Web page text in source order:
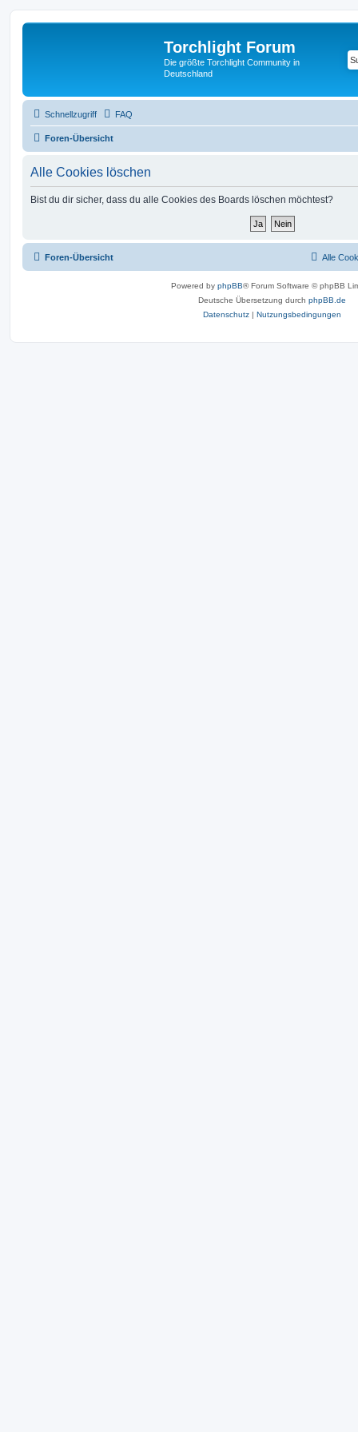
Torchlight Forum
Die größte Torchlight Community in
Deutschland
Schnellzugriff FAQ
Foren-Übersicht
Alle Cookies löschen
Bist du dir sicher, dass du alle Cookies des Boards löschen möchtest?
Foren-Übersicht Alle
Powered by phpBB® Forum Software © phpBB
Deutsche Übersetzung durch phpBB.de
Datenschutz | Nutzungsbedingungen